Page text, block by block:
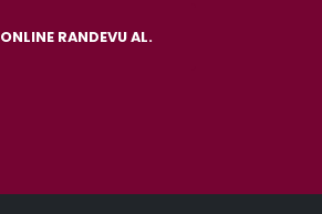
ONLINE RANDEVU AL.